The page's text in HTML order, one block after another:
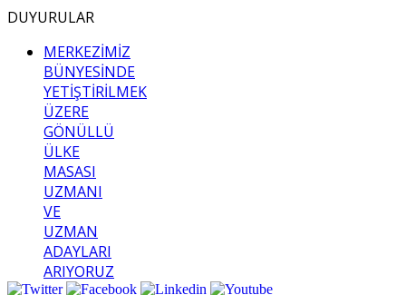
DUYURULAR
MERKEZİMİZ
BÜNYESİNDE
YETİŞTİRİLMEK
ÜZERE
GÖNÜLLÜ
ÜLKE
MASASI
UZMANI
VE
UZMAN
ADAYLARI
ARIYORUZ